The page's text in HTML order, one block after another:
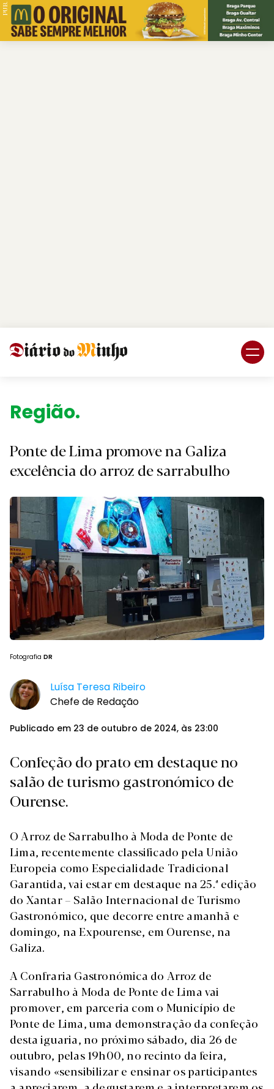
PUB.
Região.
Ponte de Lima promove na Galiza
excelência do arroz de sarrabulho
Fotografia DR
Luísa Teresa Ribeiro
Chefe de Redação
Publicado em 23 de outubro de 2024, às 23:00
Confeção do prato em destaque no
salão de turismo gastronómico de
Ourense.
O Arroz de Sarrabulho à Moda de Ponte de
Lima, recentemente classificado pela União
Europeia como Especialidade Tradicional
Garantida, vai estar em destaque na 25.ª edição
do Xantar – Salão Internacional de Turismo
Gastronómico, que decorre entre amanhã e
domingo, na Expourense, em Ourense, na
Galiza.
A Confraria Gastronómica do Arroz de
Sarrabulho à Moda de Ponte de Lima vai
promover, em parceria com o Município de
Ponte de Lima, uma demonstração da confeção
desta iguaria, no próximo sábado, dia 26 de
outubro, pelas 19h00, no recinto da feira,
visando «sensibilizar e ensinar os participantes